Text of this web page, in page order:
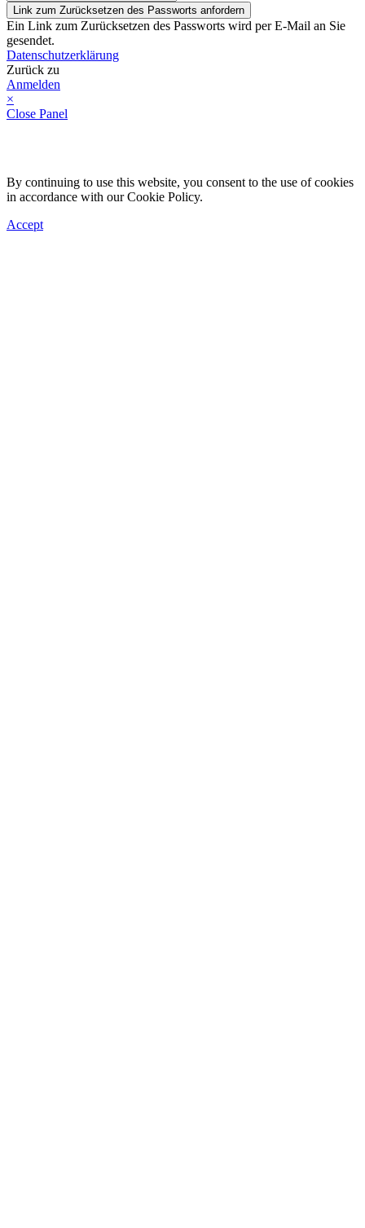
Link zum Zurücksetzen des Passworts anfordern
Ein Link zum Zurücksetzen des Passworts wird per E-Mail an Sie
gesendet.
Datenschutzerklärung
Zurück zu
Anmelden
×
Close Panel
By continuing to use this website, you consent to the use of cookies
in accordance with our Cookie Policy.
Accept